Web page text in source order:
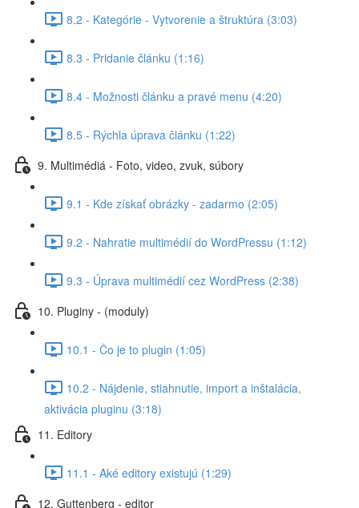
8.2 - Kategórie - Vytvorenie a štruktúra (3:03)
8.3 - Pridanie článku (1:16)
8.4 - Možnosti článku a pravé menu (4:20)
8.5 - Rýchla úprava článku (1:22)
9. Multimédiá - Foto, video, zvuk, súbory
9.1 - Kde získať obrázky - zadarmo (2:05)
9.2 - Nahratie multimédií do WordPressu (1:12)
9.3 - Úprava multimédií cez WordPress (2:38)
10. Pluginy - (moduly)
10.1 - Čo je to plugin (1:05)
10.2 - Nájdenie, stiahnutie, import a inštalácia,
aktivácia pluginu (3:18)
11. Editory
11.1 - Aké editory existujú (1:29)
12. Guttenberg - editor